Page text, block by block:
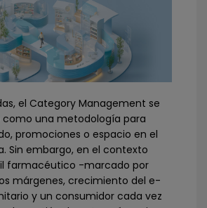
el Category Management se
una metodología para
promociones o espacio en el
Sin embargo, en el contexto
farmacéutico -marcado por
márgenes, crecimiento del e-
y un consumidor cada vez